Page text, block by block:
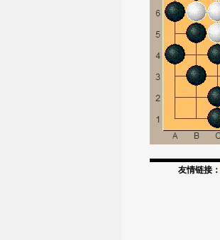
友情链接：